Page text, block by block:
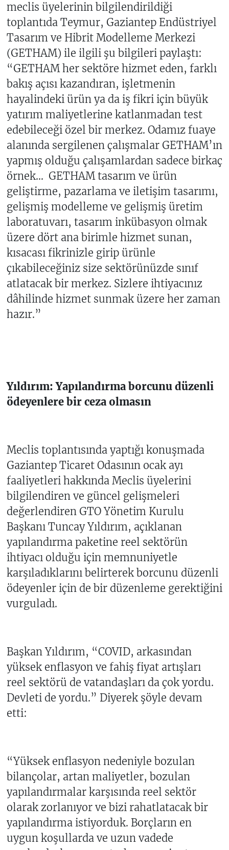
meclis üyelerinin bilgilendirildiği
toplantıda Teymur, Gaziantep Endüstriyel
Tasarım ve Hibrit Modelleme Merkezi
(GETHAM) ile ilgili şu bilgileri paylaştı:
“GETHAM her sektöre hizmet eden, farklı
bakış açısı kazandıran, işletmenin
hayalindeki ürün ya da iş fikri için büyük
yatırım maliyetlerine katlanmadan test
edebileceği özel bir merkez. Odamız fuaye
alanında sergilenen çalışmalar GETHAM’ın
yapmış olduğu çalışamlardan sadece birkaç
örnek... GETHAM tasarım ve ürün
geliştirme, pazarlama ve iletişim tasarımı,
gelişmiş modelleme ve gelişmiş üretim
laboratuvarı, tasarım inkübasyon olmak
üzere dört ana birimle hizmet sunan,
kısacası fikrinizle girip ürünle
çıkabileceğiniz size sektörünüzde sınıf
atlatacak bir merkez. Sizlere ihtiyacınız
dâhilinde hizmet sunmak üzere her zaman
hazır.”
Yıldırım: Yapılandırma borcunu düzenli
ödeyenlere bir ceza olmasın
Meclis toplantısında yaptığı konuşmada
Gaziantep Ticaret Odasının ocak ayı
faaliyetleri hakkında Meclis üyelerini
bilgilendiren ve güncel gelişmeleri
değerlendiren GTO Yönetim Kurulu
Başkanı Tuncay Yıldırım, açıklanan
yapılandırma paketine reel sektörün
ihtiyacı olduğu için memnuniyetle
karşıladıklarını belirterek borcunu düzenli
ödeyenler için de bir düzenleme gerektiğini
vurguladı.
Başkan Yıldırım, “COVID, arkasından
yüksek enflasyon ve fahiş fiyat artışları
reel sektörü de vatandaşları da çok yordu.
Devleti de yordu.” Diyerek şöyle devam
etti:
“Yüksek enflasyon nedeniyle bozulan
bilançolar, artan maliyetler, bozulan
yapılandırmalar karşısında reel sektör
olarak zorlanıyor ve bizi rahatlatacak bir
yapılandırma istiyorduk. Borçların en
uygun koşullarda ve uzun vadede